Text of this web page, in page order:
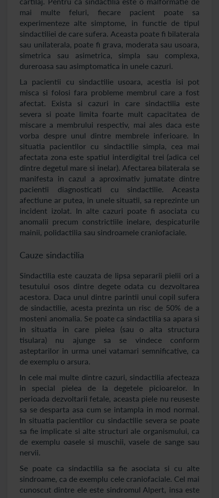
mai multe feluri, fiecare pacient poate sa
experimenteze alte simptome, in functie de tipul
sindactiliei de care sufera. Aceasta poate fi bilaterala
sau unilaterala, poate fi grava, moderata sau usoara,
simetrica sau asimetrica, simpla sau complexa,
dureroasa sau asimptomatica in unele cazuri.
La pacientii cu sindactilie usoara, acestia isi pot
misca si folosi fara probleme membrul care a fost
afectat. Exista si cazuri in care sindactilia este
severa si poate limita foarte mult capacitatea de
miscare a membrului respectiv, mai ales daca este
vorba despre unul dintre membrele inferioare. In
situatia pacientilor cu sindactilie simpla, cea mai
afectata zona este spatiul interdigital trei (adica cel
dintre degetul mare si inelar). Afectarea bilaterala se
manifesta in cazul a aproximativ jumatate dintre
pacientii diagnosticati cu sindactilie. Aceasta
afectiune ar putea, in unele situatii, sa reprezinte un
incident izolat. In alte cazuri poate fi asociata cu
anomalii precum constrictiile inelare, despicaturile
mainii, polidactilia sau sindroamele craniofaciale.
Cauze sindactilia
Sindactilia este cauzata de lipsa separarii pielii ori a
tesutului osos dintre degete odata cu dezvoltarea
acestora. Daca unul dintre parintii unui copil sufera
de sindactilie, acesta prezinta un risc de 50% de a
mosteni anomalia. Se poate ca sindactilia sa apara si
in situatia in care pielea (sau o alta structura
tisulara) nu ajunge sa se vindece conform
asteptarilor in urma unei vatamari semnificative, ca
de exemplu o arsura.
In cele mai multe dintre cazuri, sindactilia afecteaza
in special pielea de la degetele picioarelor. In
perioada dezvoltarii fetale, aceasta piele nu reuseste
sa se desparta asa cum se intampla in mod normal.
In situatia pacientilor cu sindactilie severa se poate
sa fie implicate si alte structuri ale organismului, ca
de exemplu oasele si muschii, vasele de sange sau
nervii.
Se poate ca sindactilia sa fie asociata si cu alte
sindroame, ca de exemplu cele craniofaciale. Cel mai
cunoscut dintre ele este sindromul Alpert, insa este